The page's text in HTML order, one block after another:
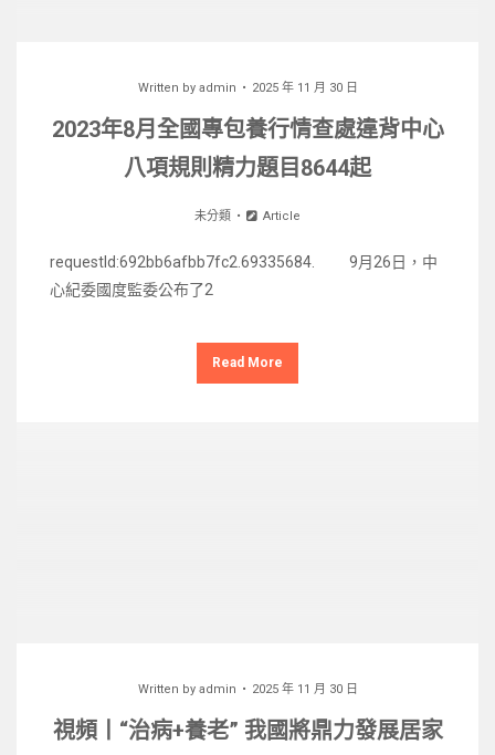
Written by admin 2025 年 11 月 30 日
2023年8月全國專包養行情查處違背中心
八項規則精力題目8644起
未分類 Article
requestId:692bb6afbb7fc2.69335684. 9月26日，中
心紀委國度監委公布了2
Read More
Written by admin 2025 年 11 月 30 日
視頻丨“治病+養老” 我國將鼎力發展居家